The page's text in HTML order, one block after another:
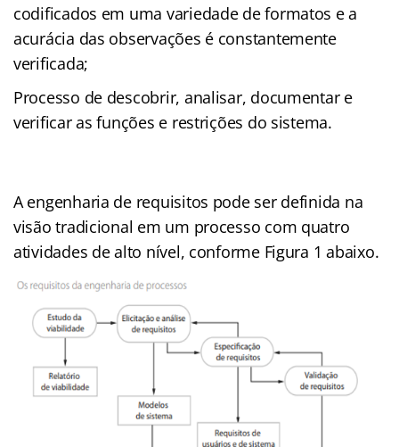
codificados em uma variedade de formatos e a
acurácia das observações é constantemente
verificada;
Processo de descobrir, analisar, documentar e
verificar as funções e restrições do sistema.
A engenharia de requisitos pode ser definida na
visão tradicional em um processo com quatro
atividades de alto nível, conforme Figura 1 abaixo.